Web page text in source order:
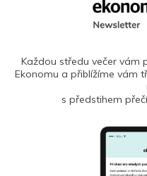
Každou středu večer vám
Ekonomu a přiblížíme vám
s předstihem